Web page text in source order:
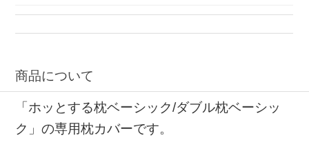
商品について
「ホッとする枕ベーシック/ダブル枕ベーシッ
ク」の専用枕カバーです。